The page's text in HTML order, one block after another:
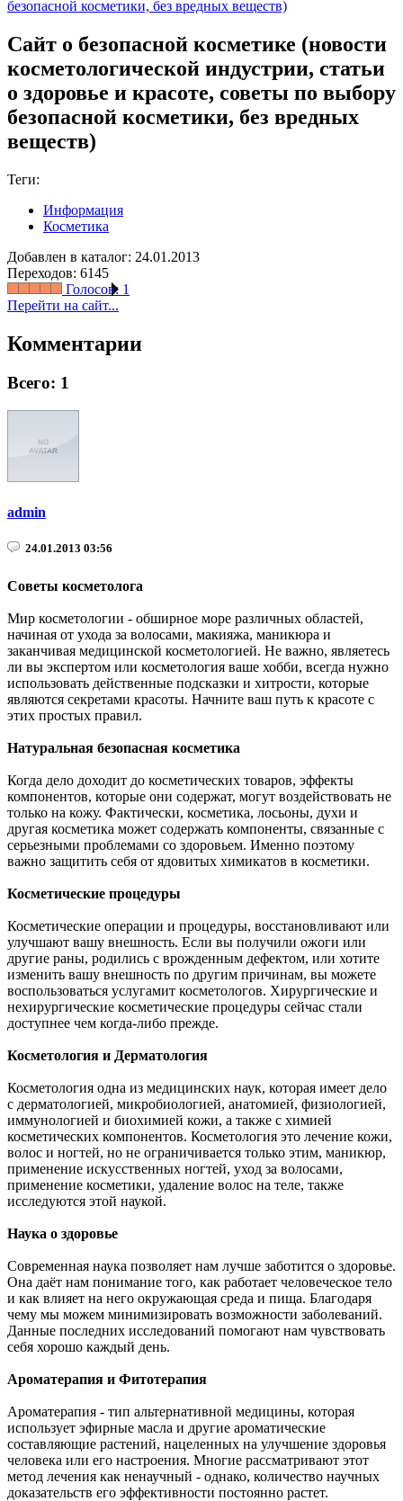
Сайт о безопасной косметике (новости
косметологической индустрии, статьи
о здоровье и красоте, советы по выбору
безопасной косметики, без вредных
веществ)
Теги:
Информация
Косметика
Добавлен в каталог: 24.01.2013
Переходов: 6145
Голосов: 1
Перейти на сайт...
Комментарии
Всего: 1
admin
24.01.2013 03:56
Советы косметолога
Мир косметологии - обширное море различных областей,
начиная от ухода за волосами, макияжа, маникюра и
заканчивая медицинской косметологией. Не важно, являетесь
ли вы экспертом или косметология ваше хобби, всегда нужно
использовать действенные подсказки и хитрости, которые
являются секретами красоты. Начните ваш путь к красоте с
этих простых правил.
Натуральная безопасная косметика
Когда дело доходит до косметических товаров, эффекты
компонентов, которые они содержат, могут воздействовать не
только на кожу. Фактически, косметика, лосьоны, духи и
другая косметика может содержать компоненты, связанные с
серьезными проблемами со здоровьем. Именно поэтому
важно защитить себя от ядовитых химикатов в косметики.
Косметические процедуры
Косметические операции и процедуры, восстановливают или
улучшают вашу внешность. Если вы получили ожоги или
другие раны, родились с врожденным дефектом, или хотите
изменить вашу внешность по другим причинам, вы можете
воспользоваться услугамит косметологов. Хирургические и
нехирургические косметические процедуры сейчас стали
доступнее чем когда-либо прежде.
Косметология и Дерматология
Косметология одна из медицинских наук, которая имеет дело
с дерматологией, микробиологией, анатомией, физиологией,
иммунологией и биохимией кожи, а также с химией
косметических компонентов. Косметология это лечение кожи,
волос и ногтей, но не ограничивается только этим, маникюр,
применение искусственных ногтей, уход за волосами,
применение косметики, удаление волос на теле, также
исследуются этой наукой.
Наука о здоровье
Современная наука позволяет нам лучше заботится о здоровье.
Она даёт нам понимание того, как работает человеческое тело
и как влияет на него окружающая среда и пища. Благодаря
чему мы можем минимизировать возможности заболеваний.
Данные последних исследований помогают нам чувствовать
себя хорошо каждый день.
Ароматерапия и Фитотерапия
Ароматерапия - тип альтернативной медицины, которая
использует эфирные масла и другие ароматические
составляющие растений, нацеленных на улучшение здоровья
человека или его настроения. Многие рассматривают этот
метод лечения как ненаучный - однако, количество научных
доказательств его эффективности постоянно растет.